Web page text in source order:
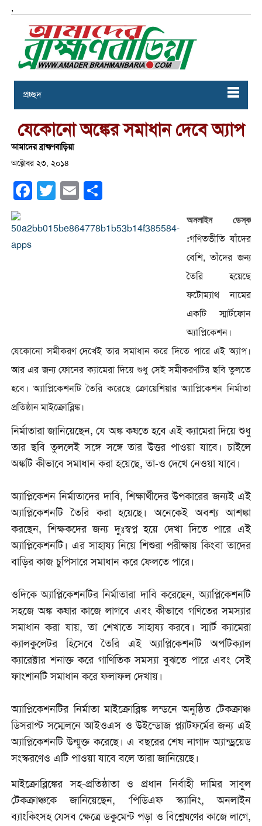
,
প্রচ্ছদ
যেকোনো অঙ্কের সমাধান দেবে অ্যাপ
আমাদের ব্রাহ্মণবাড়িয়া
অক্টোবর ২৩, ২০১৪
Facebook
Twitter Email
অনলাইন ডেস্ক
:গণিতভীতি যাঁদের
বেশি, তাঁদের জন্য
তৈরি হয়েছে
ফটোম্যাথ নামের
একটি স্মার্টফোন
অ্যাপ্লিকেশন।
যেকোনো সমীকরণ দেখেই তার সমাধান করে দিতে পারে এই অ্যাপ।
আর এর জন্য ফোনের ক্যামেরা দিয়ে শুধু সেই সমীকরণটির ছবি তুলতে
হবে। অ্যাপ্লিকেশনটি তৈরি করেছে ক্রোয়েশিয়ার অ্যাপ্লিকেশন নির্মাতা
প্রতিষ্ঠান মাইক্রোব্লিঙ্ক।
নির্মাতারা জানিয়েছেন, যে অঙ্ক কষতে হবে এই ক্যামেরা দিয়ে শুধু
তার ছবি তুললেই সঙ্গে সঙ্গে তার উত্তর পাওয়া যাবে। চাইলে
অঙ্কটি কীভাবে সমাধান করা হয়েছে, তা-ও দেখে নেওয়া যাবে।
অ্যাপ্লিকেশন নির্মাতাদের দাবি, শিক্ষার্থীদের উপকারের জন্যই এই
অ্যাপ্লিকেশনটি তৈরি করা হয়েছে। অনেকেই অবশ্য আশঙ্কা
করছেন, শিক্ষকদের জন্য দুঃস্বপ্ন হয়ে দেখা দিতে পারে এই
অ্যাপ্লিকেশনটি। এর সাহায্য নিয়ে শিশুরা পরীক্ষায় কিংবা তাদের
বাড়ির কাজ চুপিসারে সমাধান করে ফেলতে পারে।
ওদিকে অ্যাপ্লিকেশনটির নির্মাতারা দাবি করেছেন, অ্যাপ্লিকেশনটি
সহজে অঙ্ক কষার কাজে লাগবে এবং কীভাবে গণিতের সমস্যার
সমাধান করা যায়, তা শেখাতে সাহায্য করবে। স্মার্ট ক্যামেরা
ক্যালকুলেটর হিসেবে তৈরি এই অ্যাপ্লিকেশনটি অপটিক্যাল
ক্যারেক্টার শনাক্ত করে গাণিতিক সমস্যা বুঝতে পারে এবং সেই
ফাংশানটি সমাধান করে ফলাফল দেখায়।
অ্যাপ্লিকেশনটির নির্মাতা মাইক্রোব্লিঙ্ক লন্ডনে অনুষ্ঠিত টেকক্রাঞ্চ
ডিসরাপ্ট সম্মেলনে আইওএস ও উইন্ডোজ প্ল্যাটফর্মের জন্য এই
অ্যাপ্লিকেশনটি উন্মুক্ত করেছে। এ বছরের শেষ নাগাদ অ্যান্ড্রয়েড
সংস্করণেও এটি পাওয়া যাবে বলে তারা জানিয়েছে।
মাইক্রোব্লিঙ্কের সহ-প্রতিষ্ঠাতা ও প্রধান নির্বাহী দামির সাবুল
টেকক্রাঞ্চকে জানিয়েছেন, ‘পিডিএফ স্ক্যানিং, অনলাইন
ব্যাংকিংসহ যেসব ক্ষেত্রে ডকুমেন্ট পড়া ও বিশ্লেষণের কাজে লাগে,